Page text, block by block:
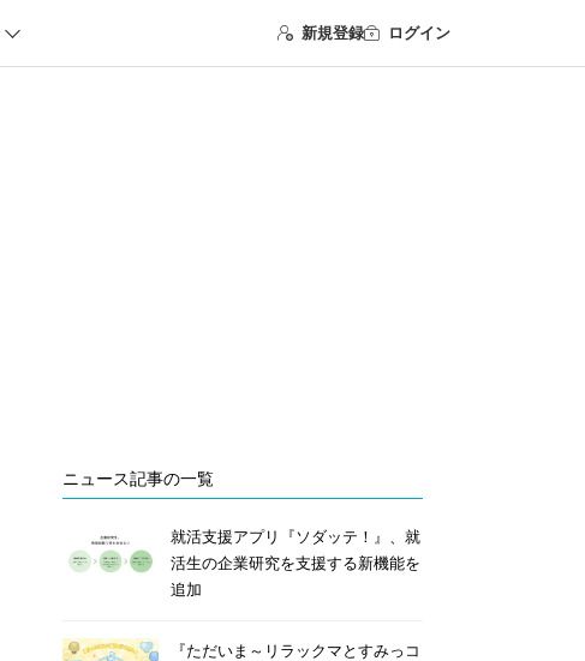
新規登録 ログイン
ニュース記事の一覧
就活支援アプリ『ソダッテ！』、就
活生の企業研究を支援する新機能を
追加
『ただいま～リラックマとすみっコ